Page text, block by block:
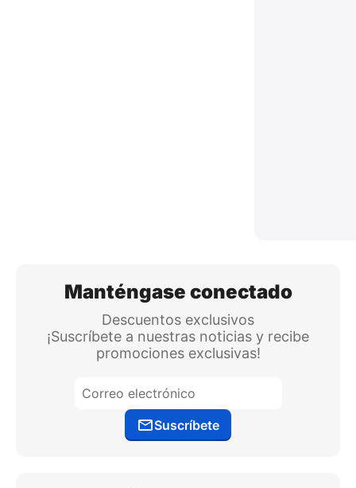
Manténgase conectado
Descuentos exclusivos
¡Suscríbete a nuestras noticias y recibe
promociones exclusivas!
Suscríbete